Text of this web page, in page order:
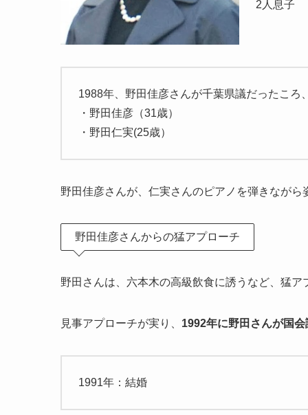
2人息子
1988年、野田佳彦さんが千葉県議だったころ
・野田佳彦（31歳）
・野田仁実(25歳）
野田佳彦さんが、仁実さんのピアノを弾きながら
野田佳彦さんからの猛アプローチ
野田さんは、六本木の高級飲食に誘うなど、猛ア
見事アプローチが実り、 1992年に野田さんが国
1991年：結婚